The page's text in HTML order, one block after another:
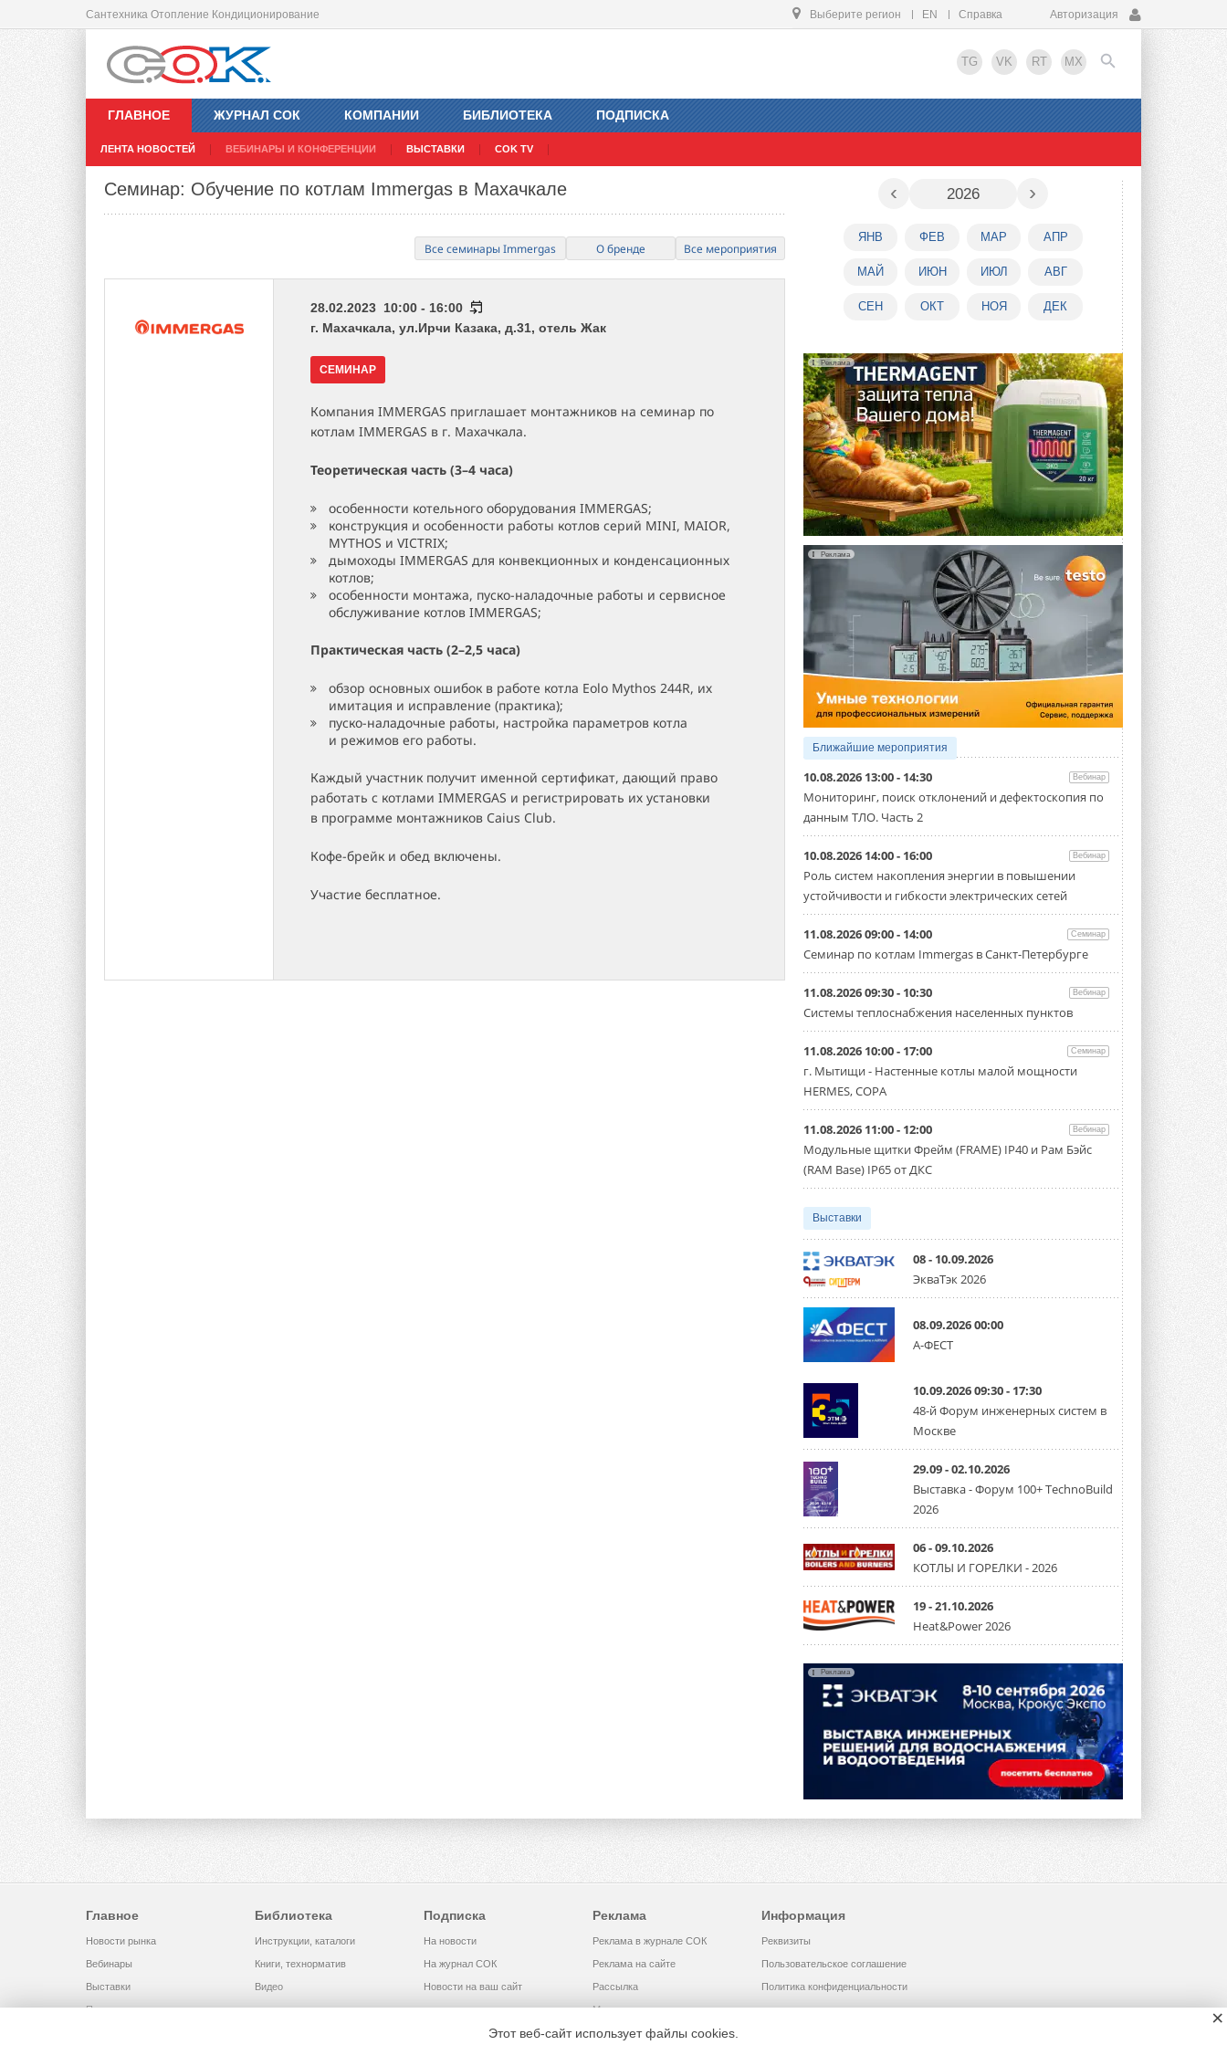
Сантехника Отопление Кондиционирование Выберите регион EN Справка Авторизация
TG VK RT MX
ГЛАВНОЕ
ЛЕНТА НОВОСТЕЙ ВЕБИНАРЫ И КОНФЕРЕНЦИИ ВЫСТАВКИ COK TV
ЖУРНАЛ СОК КОМПАНИИ БИБЛИОТЕКА ПОДПИСКА
EN
Семинар: Обучение по котлам Immergas в Махачкале
Все семинары Immergas О бренде Все мероприятия
28.02.2023 10:00 - 16:00
г. Махачкала, ул.Ирчи Казака, д.31, отель Жак
СЕМИНАР
Компания IMMERGAS приглашает монтажников на семинар по
котлам IMMERGAS в г. Махачкала.
Теоретическая часть (3–4 часа)
особенности котельного оборудования IMMERGAS;
конструкция и особенности работы котлов серий MINI, MAIOR,
MYTHOS и VICTRIX;
дымоходы IMMERGAS для конвекционных и конденсационных
котлов;
особенности монтажа, пуско-наладочные работы и сервисное
обслуживание котлов IMMERGAS;
Практическая часть (2–2,5 часа)
обзор основных ошибок в работе котла Eolo Mythos 244R, их
имитация и исправление (практика);
пуско-наладочные работы, настройка параметров котла
и режимов его работы.
Каждый участник получит именной сертификат, дающий право
работать с котлами IMMERGAS и регистрировать их установки
в программе монтажников Caius Club.
Кофе-брейк и обед включены.
Участие бесплатное.
‹ 2026 ›
ЯНВ ФЕВ МАР АПР
МАЙ ИЮН ИЮЛ АВГ
СЕН ОКТ НОЯ ДЕК
Реклама
Реклама
Ближайшие мероприятия
10.08.2026 13:00 - 14:30 Вебинар
Мониторинг, поиск отклонений и дефектоскопия по
данным ТЛО. Часть 2
10.08.2026 14:00 - 16:00 Вебинар
Роль систем накопления энергии в повышении
устойчивости и гибкости электрических сетей
11.08.2026 09:00 - 14:00 Семинар
Семинар по котлам Immergas в Санкт-Петербурге
11.08.2026 09:30 - 10:30 Вебинар
Системы теплоснабжения населенных пунктов
11.08.2026 10:00 - 17:00 Семинар
г. Мытищи - Настенные котлы малой мощности
HERMES, COPA
11.08.2026 11:00 - 12:00 Вебинар
Модульные щитки Фрейм (FRAME) IP40 и Рам Бэйс
(RAM Base) IP65 от ДКС
Выставки
08 - 10.09.2026
ЭкваТэк 2026
08.09.2026 00:00
А-ФЕСТ
10.09.2026 09:30 - 17:30
48-й Форум инженерных систем в
Москве
29.09 - 02.10.2026
Выставка - Форум 100+ TechnoBuild
2026
06 - 09.10.2026
КОТЛЫ И ГОРЕЛКИ - 2026
19 - 21.10.2026
Heat&Power 2026
Реклама
Главное
Новости рынка
Вебинары
Выставки
Помощь
Библиотека
Инструкции, каталоги
Книги, технорматив
Видео
Подписка
На новости
На журнал СОК
Новости на ваш сайт
Реклама
Реклама в журнале СОК
Реклама на сайте
Рассылка
Медиакит
Информация
Реквизиты
Пользовательское соглашение
Политика конфиденциальности
Этот веб-сайт использует файлы cookies.
×